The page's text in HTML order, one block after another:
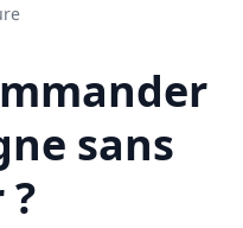
sans